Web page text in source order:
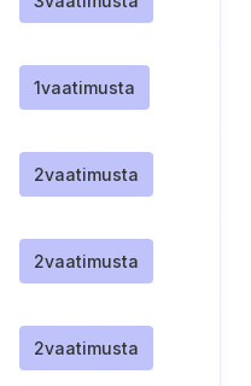
1vaatimusta
2vaatimusta
2vaatimusta
2vaatimusta